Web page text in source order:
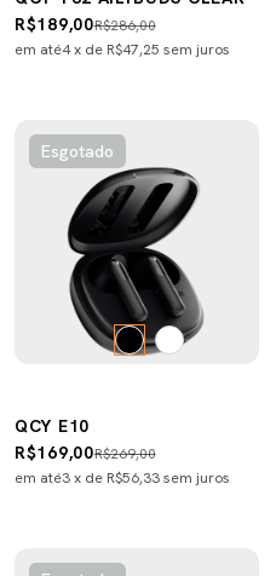
R$286,00
R$189,00
em até4x de R$47,25 sem juros
Esgotado
QCY E10
R$269,00
R$169,00
em até3x de R$56,33sem juros